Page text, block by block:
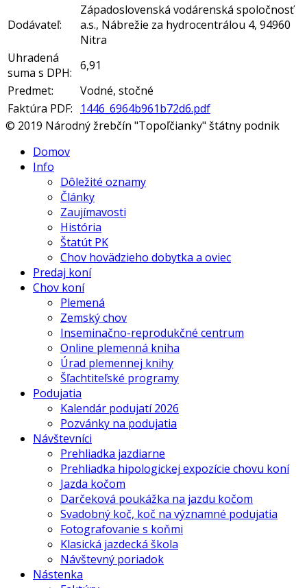
Dodávateľ:
Západoslovenská vodárenská spoločnosť
a.s., Nábrežie za hydrocentrálou 4, 94960
Nitra
Uhradená
suma s DPH: 6,91
Predmet:
Vodné, stočné
Faktúra PDF:
1446_6964b961b72d6.pdf
© 2019 Národný žrebčín "Topoľčianky" štátny podnik
Domov
Info
Dôležité oznamy
Články
Zaujímavosti
História
Štatút PK
Chov hovädzieho dobytka a oviec
Predaj koní
Chov koní
Plemená
Zemský chov
Inseminačno-reprodukčné centrum
Online plemenná kniha
Úrad plemennej knihy
Šľachtiteľské programy
Podujatia
Kalendár podujatí 2026
Pozvánky na podujatia
Návštevníci
Prehliadka jazdiarne
Prehliadka hipologickej expozície chovu koní
Jazda kočom
Darčeková poukážka na jazdu kočom
Svadobný koč, koč na významné podujatia
Fotografovanie s koňmi
Klasická jazdecká škola
Návštevný poriadok
Nástenka